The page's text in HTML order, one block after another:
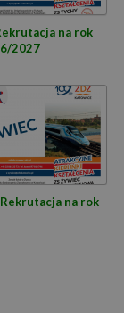
na rok
2027
Rekrutacja na rok